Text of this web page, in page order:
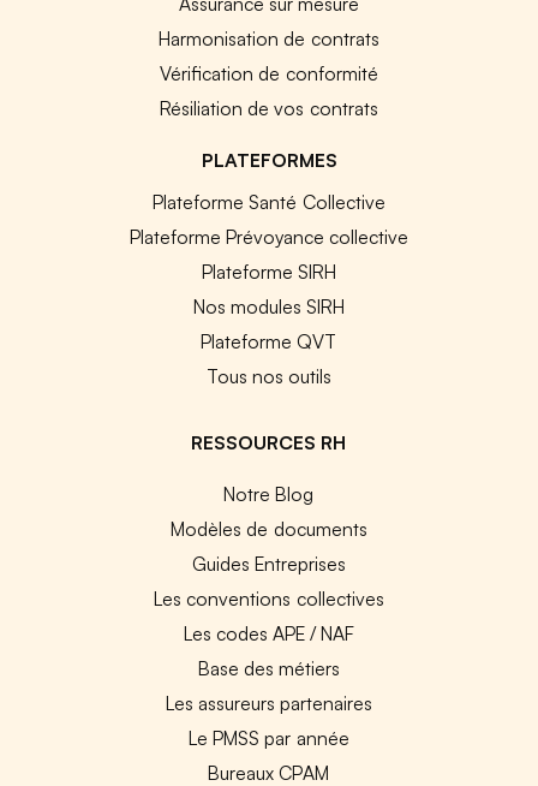
Harmonisation de contrats
Vérification de conformité
Résiliation de vos contrats
PLATEFORMES
Plateforme Santé Collective
Plateforme Prévoyance collective
Plateforme SIRH
Nos modules SIRH
Plateforme QVT
Tous nos outils
RESSOURCES RH
Notre Blog
Modèles de documents
Guides Entreprises
Les conventions collectives
Les codes APE / NAF
Base des métiers
Les assureurs partenaires
Le PMSS par année
Bureaux CPAM